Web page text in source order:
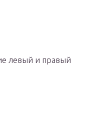
левый и правый